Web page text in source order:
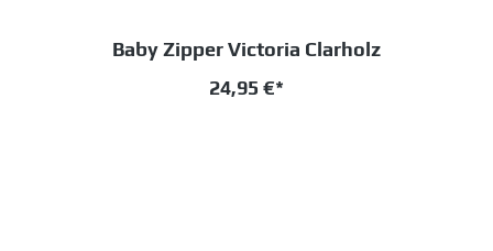
Baby Zipper Victoria Clarholz
24,95 €*